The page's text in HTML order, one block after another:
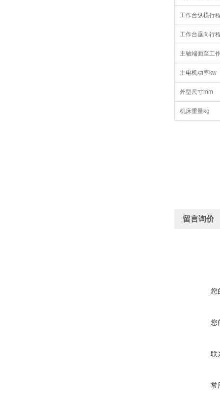
工作台纵横行
工作台垂向行
主轴端面至工
主电机功率kw
外型尺寸mm
机床重量kg
留言询价
您
您
联
常